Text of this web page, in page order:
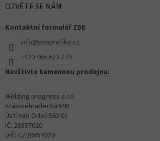
OZVĚTE SE NÁM
Kontaktní formulář ZDE
info@proprofiky.cz
+420 465 523 779
Navštivte kamennou prodejnu:
Welding progress s.r.o.
Královéhradecká 698
Ústí nad Orlicí 562 01
IČ: 28857020
DIČ: CZ28857020